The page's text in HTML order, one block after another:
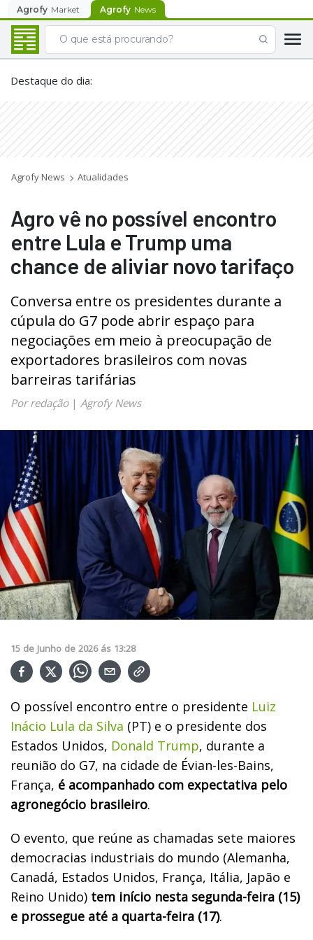
Agrofy Market Agrofy News
Destaque do dia:
Agrofy News Atualidades
Agro vê no possível encontro
entre Lula e Trump uma
chance de aliviar novo tarifaço
Conversa entre os presidentes durante a
cúpula do G7 pode abrir espaço para
negociações em meio à preocupação de
exportadores brasileiros com novas
barreiras tarifárias
Por redação| Agrofy News
15 de Junho de 2026 ás 13:28
O possível encontro entre o presidente Luiz
Inácio Lula da Silva (PT) e o presidente dos
Estados Unidos, Donald Trump, durante a
reunião do G7, na cidade de Évian-les-Bains,
França, é acompanhado com expectativa pelo
agronegócio brasileiro.
O evento, que reúne as chamadas sete maiores
democracias industriais do mundo (Alemanha,
Canadá, Estados Unidos, França, Itália, Japão e
Reino Unido) tem início nesta segunda-feira (15)
e prossegue até a quarta-feira (17).